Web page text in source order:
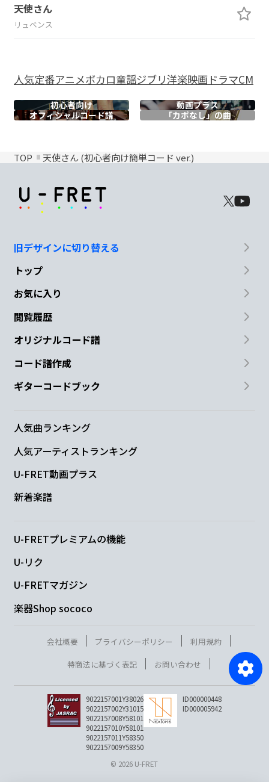
天使さん
リュベンス
人気定番アニメボカロ童謡ジブリ洋楽映画ドラマCM
初心者向け
動画プラス
オフィシャルコード譜 「カポなし」の曲
TOP 天使さん (初心者向け簡単コード ver.)
旧デザインに切り替える
トップ
お気に入り
閲覧履歴
オリジナルコード譜
コード譜作成
ギターコードブック
人気曲ランキング
人気アーティストランキング
U-FRET動画プラス
新着楽譜
U-FRETプレミアムの機能
U-リク
U-FRETマガジン
楽器Shop sococo
会社概要 プライバシーポリシー
利用規約
特商法に基づく表記
お問い合わせ
9022157001Y38026
9022157002Y31015
9022157008Y58101
9022157010Y58101
9022157011Y58350
9022157009Y58350
ID000000448
ID000005942
© 2026 U-FRET